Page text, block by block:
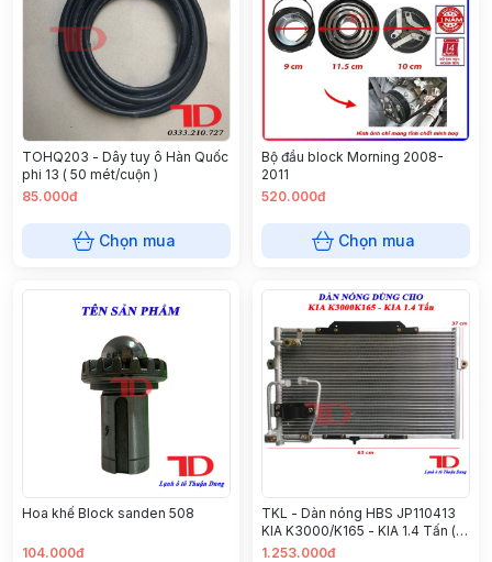
TOHQ203 - Dây tuy ô Hàn Quốc
phi 13 ( 50 mét/cuộn )
85.000đ
Chọn mua
Bộ đầu block Morning 2008-
2011
520.000đ
Chọn mua
Hoa khế Block sanden 508
104.000đ
TKL - Dàn nóng HBS JP110413
KIA K3000/K165 - KIA 1.4 Tấn ( 5
cái/ thùng )
1.253.000đ